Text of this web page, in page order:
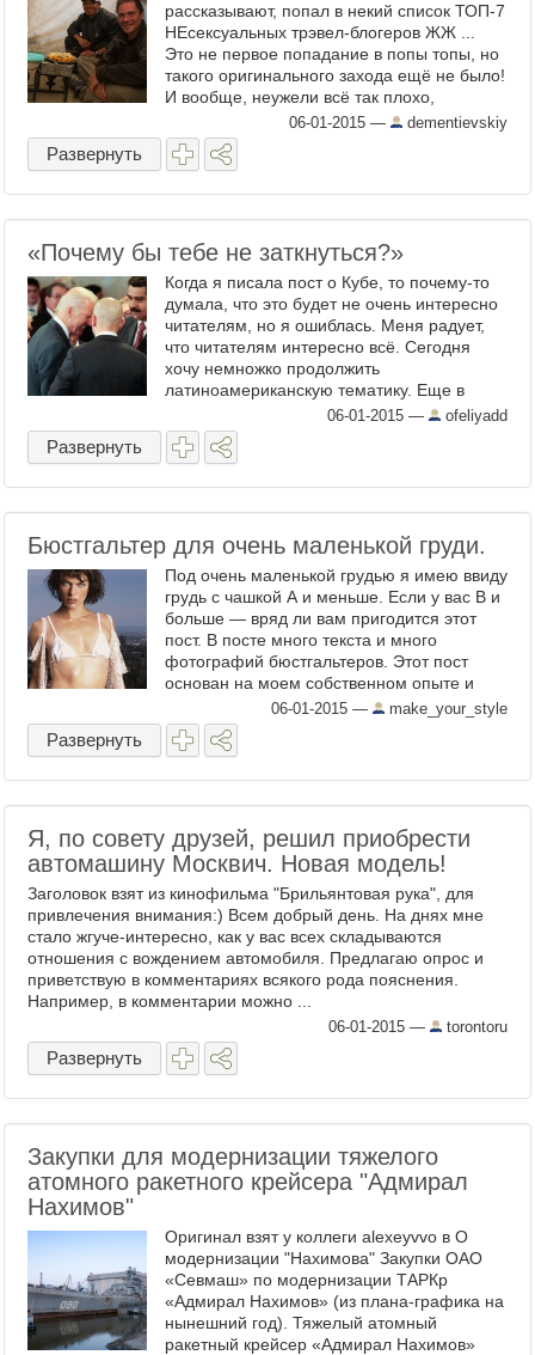
рассказывают, попал в некий список ТОП-7
НЕсексуальных трэвел-блогеров ЖЖ ...
Это не первое попадание в попы топы, но
такого оригинального захода ещё не было!
И вообще, неужели всё так плохо,
девчонки? PS Придётся что то делать с
имиджем... Мой инст ...
06-01-2015 — dementievskiy
Развернуть
«Почему бы тебе не заткнуться?»
Когда я писала пост о Кубе, то почему-то
думала, что это будет не очень интересно
читателям, но я ошиблась. Меня радует,
что читателям интересно всё. Сегодня
хочу немножко продолжить
латиноамериканскую тематику. Еще в
марте прошлого года, когда Обама вдвоем
с Папой Франциском заперлись в В ...
06-01-2015 — ofeliyadd
Развернуть
Бюстгальтер для очень маленькой груди.
Под очень маленькой грудью я имею ввиду
грудь с чашкой А и меньше. Если у вас В и
больше — вряд ли вам пригодится этот
пост. В посте много текста и много
фотографий бюстгальтеров. Этот пост
основан на моем собственном опыте и
моей груди. У меня обхват под грудью 75,
обхват груди 83. Гр ...
06-01-2015 — make_your_style
Развернуть
Я, по совету друзей, решил приобрести
автомашину Москвич. Новая модель!
Заголовок взят из кинофильма "Брильянтовая рука", для
привлечения внимания:) Всем добрый день. На днях мне
стало жгуче-интересно, как у вас всех складываются
отношения с вождением автомобиля. Предлагаю опрос и
приветствую в комментариях всякого рода пояснения.
Например, в комментарии можно ...
06-01-2015 — torontoru
Развернуть
Закупки для модернизации тяжелого
атомного ракетного крейсера "Адмирал
Нахимов"
Оригинал взят у коллеги alexeyvvo в О
модернизации "Нахимова" Закупки ОАО
«Севмаш» по модернизации ТАРКр
«Адмирал Нахимов» (из плана-графика на
нынешний год). Тяжелый атомный
ракетный крейсер «Адмирал Нахимов»